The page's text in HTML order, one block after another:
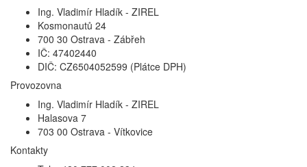
Ing. Vladimír Hladík - ZIREL
Kosmonautů 24
700 30 Ostrava - Zábřeh
IČ: 47402440
DIČ: CZ6504052599 (Plátce DPH)
Provozovna
Ing. Vladimír Hladík - ZIREL
Halasova 7
703 00 Ostrava - Vítkovice
Kontakty